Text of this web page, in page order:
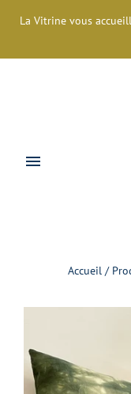
La Vitrine vous
Accueil /